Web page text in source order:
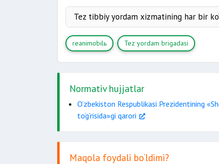
Tez tibbiy yordam xizmatining har bir
reanimobilь Tez yordam brigadasi
Normativ hujjatlar
O‘zbekiston Respublikasi Prezidentining
to‘g‘risida»gi qarori
Maqola foydali bo‘ldimi?